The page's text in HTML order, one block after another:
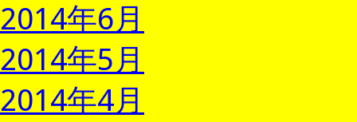
2014年6月
2014年5月
2014年4月